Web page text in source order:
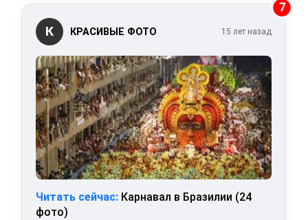
7
К КРАСИВЫЕ ФОТО 15 лет назад
Читать сейчас: Карнавал в Бразилии (24
фото)